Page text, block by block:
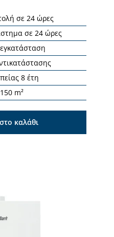
σε 24 ώρες
σε 24 ώρες
8 έτη
m²
καλάθι